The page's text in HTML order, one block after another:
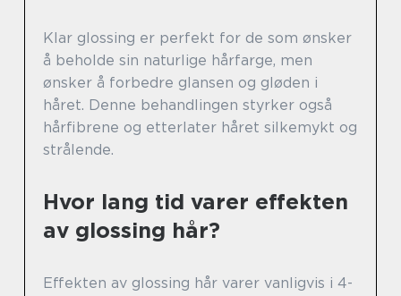
Klar glossing er perfekt for de som ønsker
å beholde sin naturlige hårfarge, men
ønsker å forbedre glansen og gløden i
håret. Denne behandlingen styrker også
hårfibrene og etterlater håret silkemykt og
strålende.
Hvor lang tid varer effekten
av glossing hår?
Effekten av glossing hår varer vanligvis i 4-